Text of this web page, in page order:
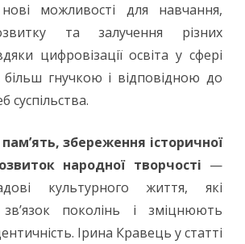
можливості для навчання,
та залучення різних
цифровізації освіта у сфері
більш гнучкою і відповідною до
суспільства.
збереження історичної
народної творчості —
культурного життя, які
поколінь і зміцнюють
Ірина Кравець у статті